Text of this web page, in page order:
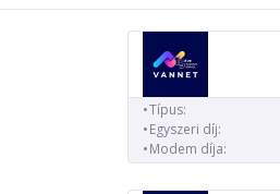
Típus:
Egyszeri díj:
Modem díja: